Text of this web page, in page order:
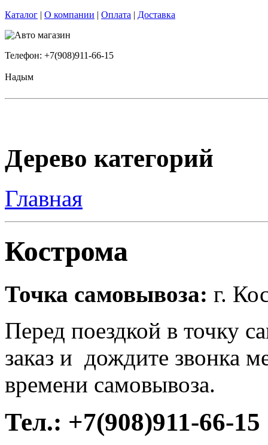
Каталог | О компании | Оплата | Доставка
Телефон: +7(908)911-66-15
Надым
Дерево категорий
Главная
Кострома
Точка самовывоза: г.
Перед поездкой в точку
заказ и дождите звонка
времени самовывоза.
Тел.: +7(908)911-66-15